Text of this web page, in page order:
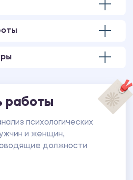
работы
психологических
и женщин,
должности